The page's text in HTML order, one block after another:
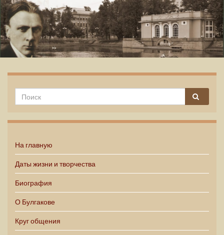
На главную
Даты жизни и творчества
Биография
О Булгакове
Круг общения